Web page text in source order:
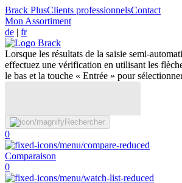
Brack PlusClients professionnelsContact
Mon Assortiment
de | fr
Lorsque les résultats de la saisie semi-
effectuez une vérification en utilisant les
le bas et la touche « Entrée » pour
Rechercher
0
Comparaison
0